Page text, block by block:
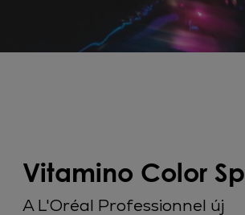
Vitamino Color
A L'Oréal Professionnel új